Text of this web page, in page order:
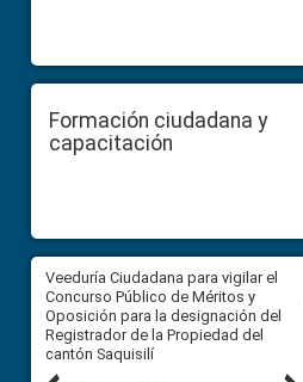
Formación ciudadana y
capacitación
Veeduría Ciudadana para vigilar el
Concurso Público de Méritos y
Oposición para la designación del
Registrador de la Propiedad del
cantón Saquisilí